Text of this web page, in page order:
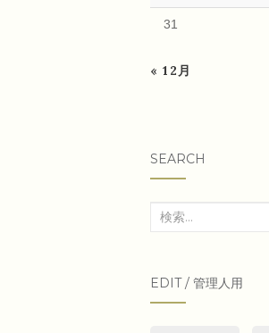
31
« 12月
SEARCH
検
象:
EDIT / 管理人用